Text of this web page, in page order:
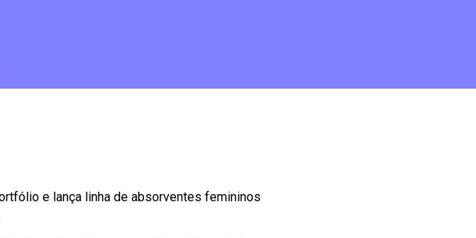
e lança linha de absorventes femininos